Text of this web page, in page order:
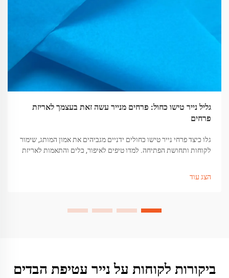
גליל נייר טישו כחול: פרחים מנייר עשה זאת בעצמך לאריזת
פרחים
גלו כיצד פרחי נייר טישו כחולים ידניים מגביהים את אמון המותג, שימור
לקוחות ותחושת הפתיחה. למדו טיפים לאיפור, כלים והתאמות לאריזת
הצג עוד
ביקורות לקוחות על נייר עטיפת הבדים